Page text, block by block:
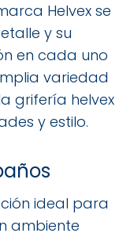
Helvex se
y su
en cada uno
variedad
grifería helvex
y estilo.
ideal para
ambiente